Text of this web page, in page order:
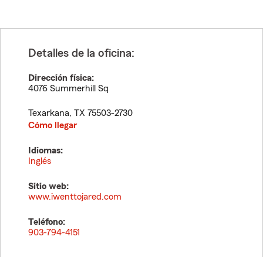
Detalles de la oficina:
Dirección física:
4076 Summerhill Sq
Texarkana, TX 75503-2730
Cómo llegar
Idiomas:
Inglés
Sitio web:
www.iwenttojared.com
Teléfono:
903-794-4151